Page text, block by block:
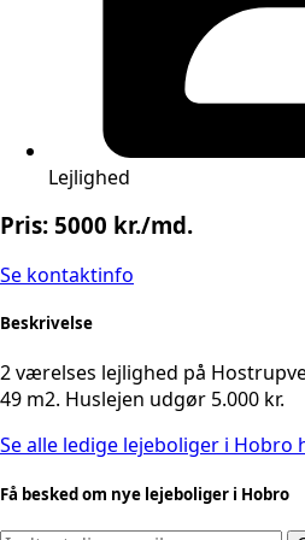
Lejlighed
Pris: 5000 kr./md.
Se kontaktinfo
Beskrivelse
2 værelses lejlighed på
49 m2. Huslejen udgør 5.000 kr.
Se alle ledige lejeboliger i Hobro
Få besked om nye lejeboliger i Hobro